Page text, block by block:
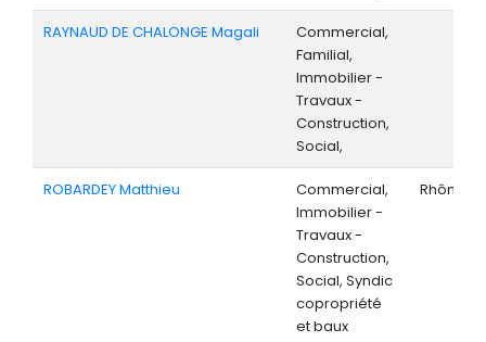
RAYNAUD DE CHALONGE Magali
Commercial,
Familial,
Immobilier -
Travaux -
Construction,
Social,
ROBARDEY Matthieu
Commercial,
Immobilier -
Travaux -
Construction,
Social, Syndic
copropriété
et baux
Rhône-